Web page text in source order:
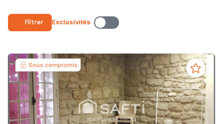
Je suis à votre écoute, mon ambition est de vous
chaque étape de votre projet, et de vous satisfaire pleinement.
Je reste à votreentière dispositionpour visiter ensemble les biens
que vous avez retenus.
A très bientôt,
Nathalie VERNHES BUIRON
Filtrer Exclusivités
Sous compromis